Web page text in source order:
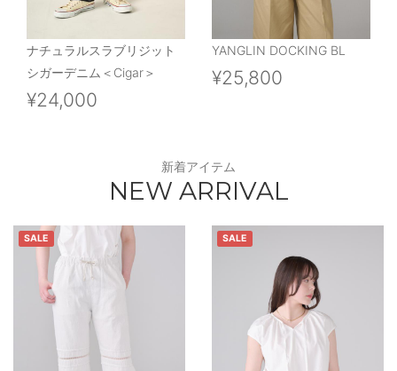
ナチュラルスラブリジット
シガーデニム＜Cigar＞
¥24,000
YANGLIN DOCKING BL
¥25,800
新着アイテム
NEW ARRIVAL
SALE SALE